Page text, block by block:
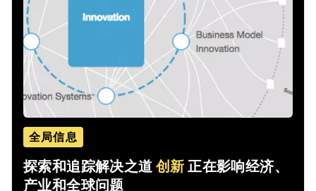
全局信息
探索和追踪解决之道创新 正在影响经济、
产业和全球问题